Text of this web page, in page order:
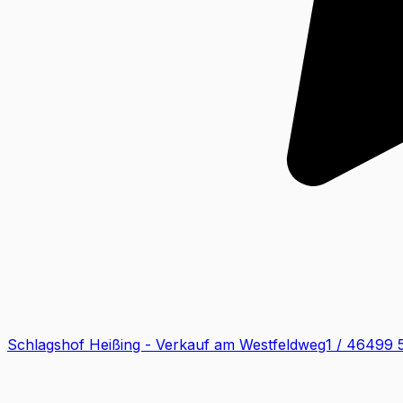
Schlagshof Heißing - Verkauf am Westfeldweg1 / 46499